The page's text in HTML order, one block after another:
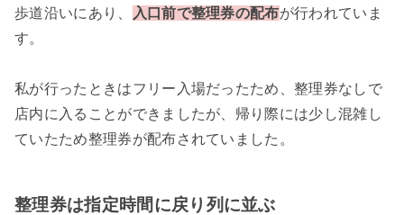
歩道沿いにあり、
入口前で整理券の配布が行われていま
す。
私が行ったときはフリー入場だったため、整理券なしで
店内に入ることができましたが、帰り際には少し混雑し
ていたため整理券が配布されていました。
整理券は指定時間に戻り列に並ぶ